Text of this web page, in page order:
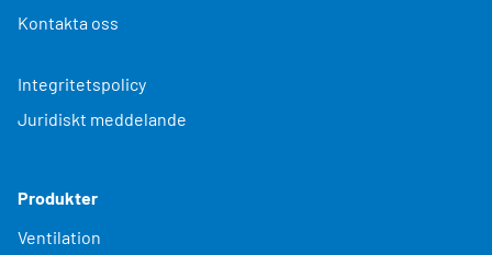
Kontakta oss
Integritetspolicy
Juridiskt meddelande
Produkter
Ventilation